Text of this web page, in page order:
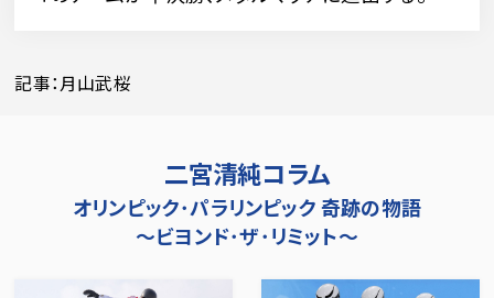
記事：月山武桜
二宮清純コラム
オリンピック･パラリンピック 奇跡の物語
～ビヨンド･ザ･リミット～